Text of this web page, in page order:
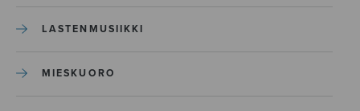
LASTENMUSIIKKI
MIESKUORO